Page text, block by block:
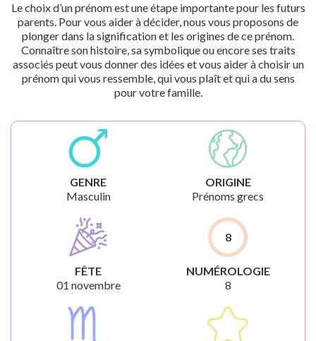
Le choix d’un prénom est une étape importante pour les futurs
parents. Pour vous aider à décider, nous vous proposons de
plonger dans la signification et les origines de ce prénom.
Connaître son histoire, sa symbolique ou encore ses traits
associés peut vous donner des idées et vous aider à choisir un
prénom qui vous ressemble, qui vous plaît et qui a du sens
pour votre famille.
GENRE
Masculin
ORIGINE
Prénoms grecs
FÊTE
01 novembre
8
NUMÉROLOGIE
8